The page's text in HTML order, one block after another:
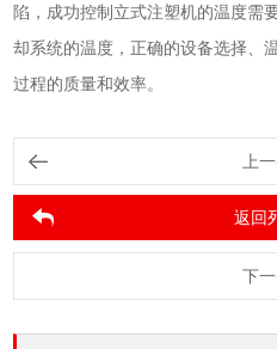
陷，成功控制立式注塑机的温度需
却系统的温度，正确的设备选择、
过程的质量和效率。
上
返回
下